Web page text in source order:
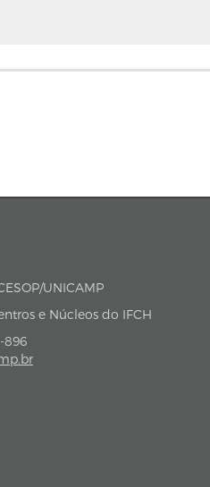
- CESOP/UNICAMP
e Núcleos do IFCH
896